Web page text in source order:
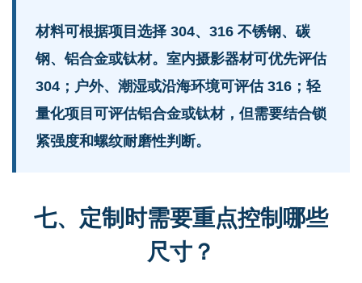
材料可根据项目选择 304、316 不锈钢、碳
钢、铝合金或钛材。室内摄影器材可优先评估
304；户外、潮湿或沿海环境可评估 316；轻
量化项目可评估铝合金或钛材，但需要结合锁
紧强度和螺纹耐磨性判断。
七、定制时需要重点控制哪些
尺寸？